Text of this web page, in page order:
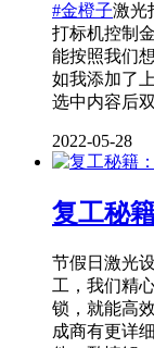
#金橙子激光
打标机控制
能按照我们
如我添加了
选中内容后
2022-05-28
复工秘
节假日激光
工，我们精
锁，就能高
成商有更详